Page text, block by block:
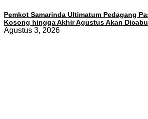
Pemkot Samarinda Ultimatum Pedagang
Kosong hingga Akhir Agustus Akan
Agustus 3, 2026